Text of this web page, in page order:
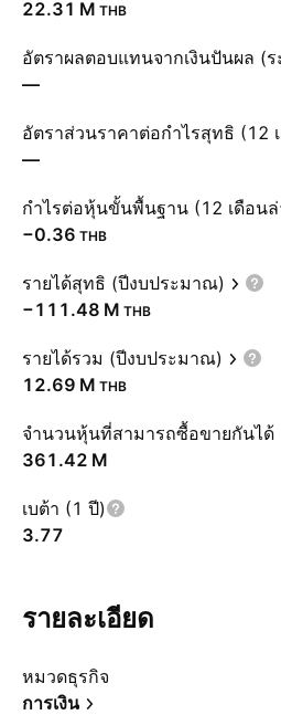
‪22.31 M‬ THB
อัตราผลตอบแทนจากเงินปันผล (ร
—
อัตราส่วนราคาต่อกำไรสุทธิ (12
—
กำไรต่อหุ้นขั้นพื้นฐาน (12 เดือนล่
−0.36 THB
รายได้สุทธิ (ปีงบประมาณ)
‪−111.48 M‬ THB
รายได้รวม (ปีงบประมาณ)
‪12.69 M‬ THB
จำนวนหุ้นที่สามารถซื้อขายกันได้
‪361.42 M‬
เบต้า (1 ปี)
3.77
รายละเอียด
หมวดธุรกิจ
การเงิน